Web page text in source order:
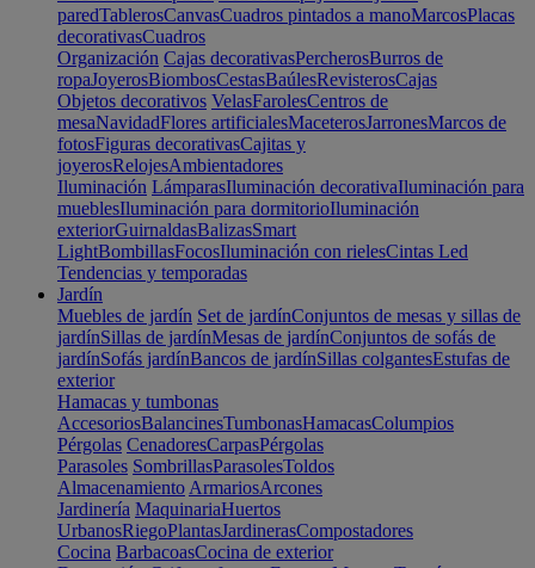
paredTablerosCanvasCuadros pintados a manoMarcosPlacas
decorativasCuadros
Organización Cajas decorativasPercherosBurros de
ropaJoyerosBiombosCestasBaúlesRevisterosCajas
Objetos decorativos VelasFarolesCentros de
mesaNavidadFlores artificialesMaceterosJarronesMarcos de
fotosFiguras decorativasCajitas y
joyerosRelojesAmbientadores
Iluminación LámparasIluminación decorativaIluminación para
mueblesIluminación para dormitorioIluminación
exteriorGuirnaldasBalizasSmart
LightBombillasFocosIluminación con rielesCintas Led
Tendencias y temporadas
Jardín
Muebles de jardín Set de jardínConjuntos de mesas y sillas de
jardínSillas de jardínMesas de jardínConjuntos de sofás de
jardínSofás jardínBancos de jardínSillas colgantesEstufas de
exterior
Hamacas y tumbonas
AccesoriosBalancinesTumbonasHamacasColumpios
Pérgolas CenadoresCarpasPérgolas
Parasoles SombrillasParasolesToldos
Almacenamiento ArmariosArcones
Jardinería MaquinariaHuertos
UrbanosRiegoPlantasJardinerasCompostadores
Cocina BarbacoasCocina de exterior